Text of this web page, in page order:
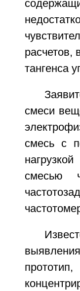
расчетов,
тангенса
смеси
смесь с
смесью